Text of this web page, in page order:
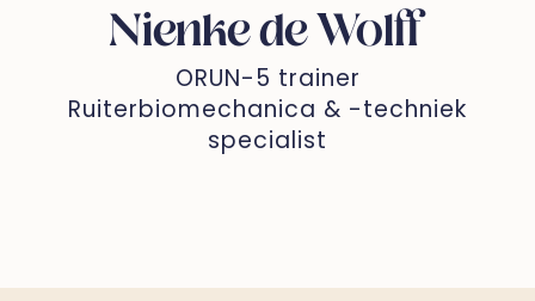
Nienke de Wolff
ORUN-5 trainer
Ruiterbiomechanica & -techniek
specialist